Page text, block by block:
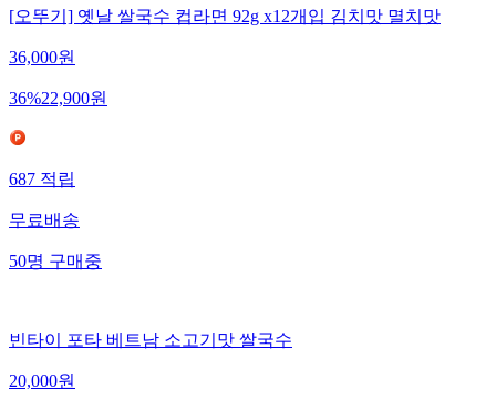
[오뚜기] 옛날 쌀국수 컵라면 92g x12개입 김치맛 멸치맛
36,000원
36%22,900원
687적립
무료배송
50명구매중
빈타이 포타 베트남 소고기맛 쌀국수
20,000원